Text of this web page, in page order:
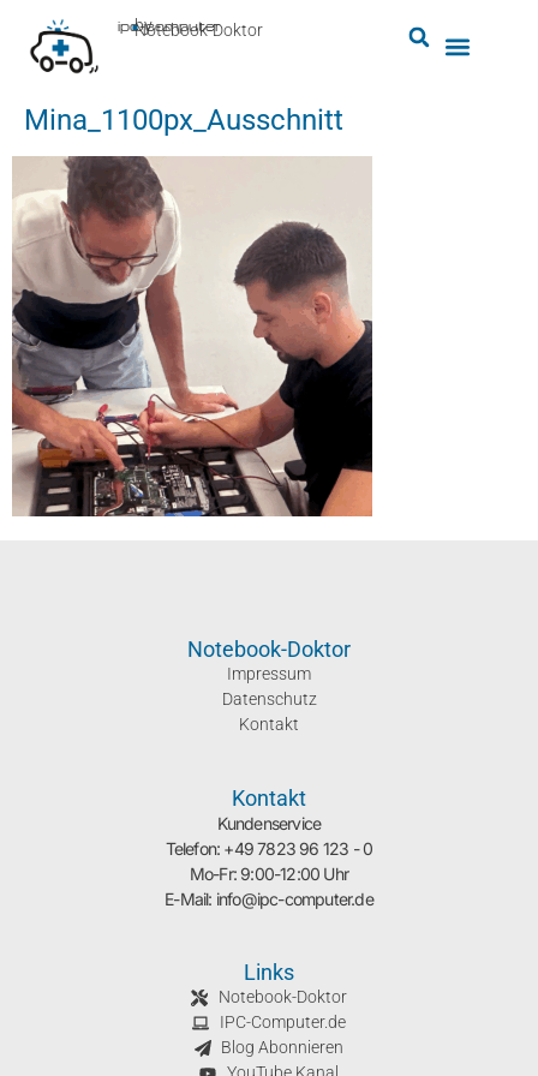
Notebook-Doktor
by
■
ipc-computer
Mina_1100px_Ausschnitt
Notebook-Doktor
Impressum
Datenschutz
Kontakt
Kontakt
Kundenservice
Telefon: +49 7823 96 123 - 0
Mo-Fr: 9:00-12:00 Uhr
E-Mail: info@ipc-computer.de
Links
Notebook-Doktor
IPC-Computer.de
Blog Abonnieren